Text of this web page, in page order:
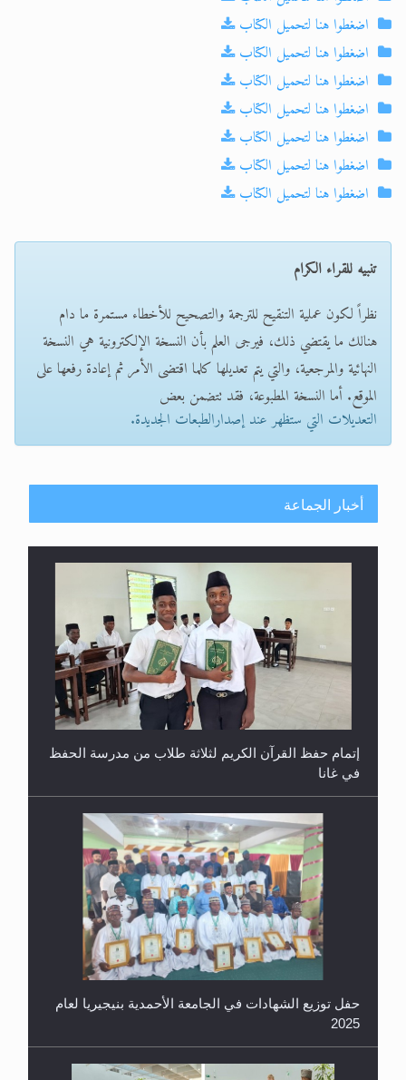
اضغطوا هنا لتحميل الكتاب
اضغطوا هنا لتحميل الكتاب
اضغطوا هنا لتحميل الكتاب
اضغطوا هنا لتحميل الكتاب
اضغطوا هنا لتحميل الكتاب
اضغطوا هنا لتحميل الكتاب
اضغطوا هنا لتحميل الكتاب
تنبيه للقراء الكرام
نظراً لكون عملية التنقيح للترجمة والتصحيح للأخطاء مستمرة ما دام
هنالك ما يقتضي ذلك، فيرجى العلم بأن النسخة الإلكترونية هي النسخة
النهائية والمرجعية، والتي يتم تعديلها كلما اقتضى الأمر ثم إعادة رفعها على
الموقع. أما النسخة المطبوعة، فقد تتضمن بعض
التعديلات التي ستظهر عند إصدارالطبعات الجديدة.
أخبار الجماعة
حفل توزيع الشهادات في الجامعة الأحمدية بنيجيريا لعام